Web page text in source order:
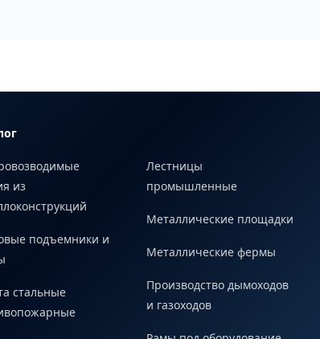
из
подъемники и
стальные
Лестницы
промышленные
Металлические площадки
Металлические фермы
Производство дымоходов
и газоходов